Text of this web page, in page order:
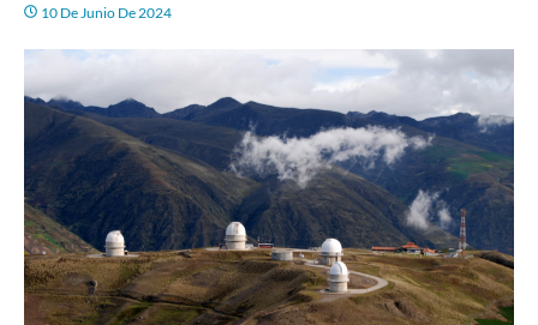
10 De Junio De 2024